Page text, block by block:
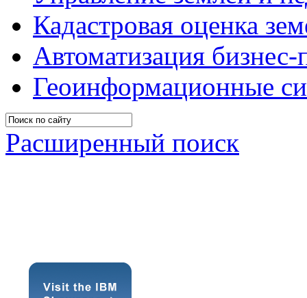
Кадастровая оценка
Автоматизация бизнес-
Геоинформационные
Расширенный поиск